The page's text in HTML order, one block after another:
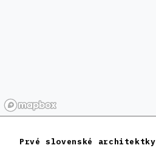
Prvé slovenské architektky